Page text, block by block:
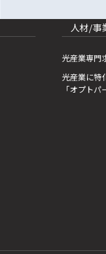
人材/事
光産業専門
光産業に特
「オプトパ